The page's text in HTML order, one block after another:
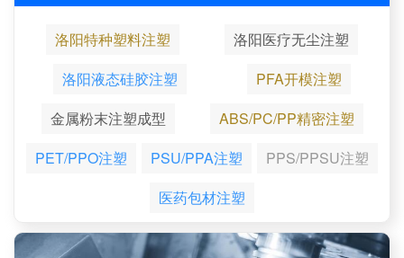
洛阳特种塑料注塑
洛阳医疗无尘注塑
洛阳液态硅胶注塑
PFA开模注塑
金属粉末注塑成型
ABS/PC/PP精密注塑
PET/PPO注塑
PSU/PPA注塑
PPS/PPSU注塑
医药包材注塑